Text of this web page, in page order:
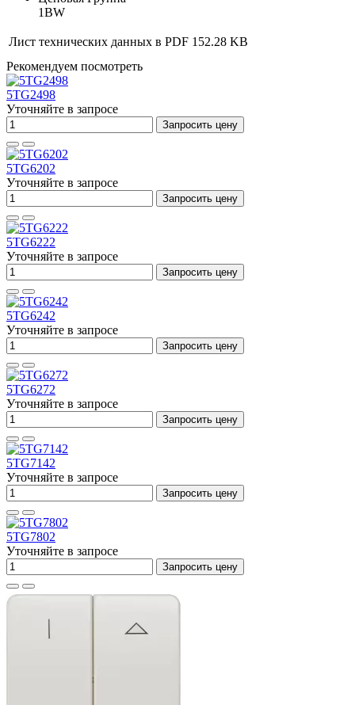
1BW
Лист технических данных в PDF 152.28 KB
Рекомендуем посмотреть
5TG2498
Уточняйте в запросе
Запросить цену
5TG6202
Уточняйте в запросе
Запросить цену
5TG6222
Уточняйте в запросе
Запросить цену
5TG6242
Уточняйте в запросе
Запросить цену
5TG6272
Уточняйте в запросе
Запросить цену
5TG7142
Уточняйте в запросе
Запросить цену
5TG7802
Уточняйте в запросе
Запросить цену